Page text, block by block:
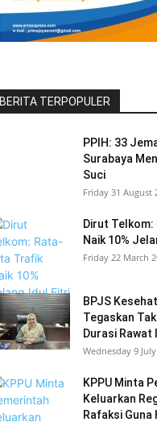
BERITA TERPOPULER
PPIH: 33
Surabaya
Suci
Friday 31 August
Dirut
Naik 10%
Friday 22 March
BPJS
Tegaskan
Durasi Rawat
Wednesday 9
KPPU Minta
Keluarkan
Rafaksi Guna